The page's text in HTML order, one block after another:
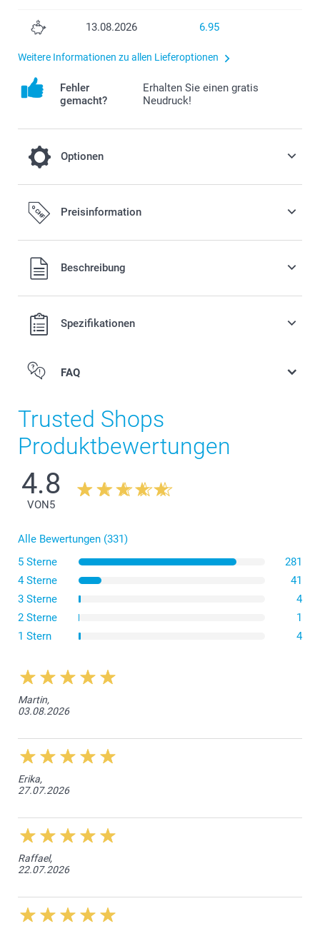
13.08.2026 6.95
Weitere Informationen zu allen Lieferoptionen
Fehler
gemacht?
Erhalten Sie einen gratis
Neudruck!
Optionen
Verwandeln Sie Ihre Tasse in eine
weihnachtliche Tasse
3.00/Stück
Preisinformation
Alle Preise verstehen sich in Schweizer Franken (CHF) inkl.
MwSt. und zzgl. Versandkosten.
Beschreibung
Spezifikationen
FAQ
Trusted Shops
Produktbewertungen
4.8
VON 5
Alle Bewertungen (331)
5 Sterne
281
4 Sterne
41
3 Sterne
4
2 Sterne
1
1 Stern
4
Martin,
03.08.2026
Erika,
27.07.2026
Raffael,
22.07.2026